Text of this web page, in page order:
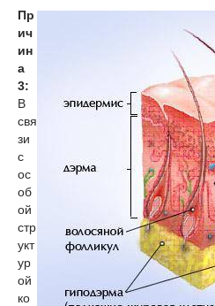
Пр
ич
ин
а
3:
В
свя
зи
с
ос
об
ой
стр
укт
ур
ой
ко